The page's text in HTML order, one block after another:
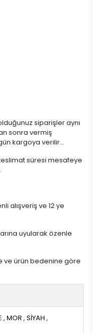
siparişler aynı
sonra vermiş
kargoya verilir...
süresi mesafeye
alışveriş ve 12 ye
uyularak özenle
ve ürün bedenine göre
, MOR , SİYAH ,